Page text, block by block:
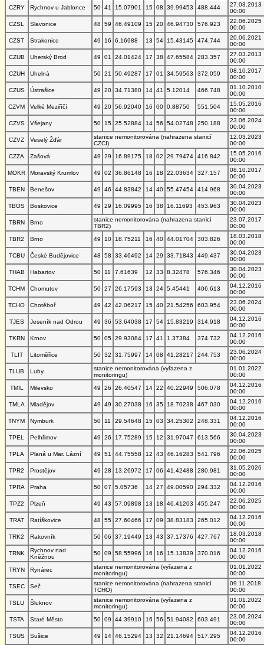
CZRY
Rychnov u Jablonce 50 41 15.07901 15 08 39.99453 488.444
27.03.2013
00:00
CZSL
Slavonice 48 59 46.49109 15 20 46.94730 576.923
22.06.2025
00:00
CZST
Strakonice 49 16 6.16988 13 54 15.43145 474.744
20.06.2021
00:00
CZUB
Uherský Brod 49 01 24.01424 17 38 47.65584 283.357
27.03.2013
00:00
CZUH
Uhelná 50 21 50.49287 17 01 34.59563 372.059
08.10.2017
00:00
CZUS
Ústrašice 49 20 34.71380 14 41 5.12014 466.748
01.10.2010
00:00
CZVM
Velké Meziříčí 49 20 56.92040 16 00 0.88750 551.504
15.05.2016
00:00
CZVS
Všejany 50 15 25.52884 14 56 54.02748 250.188
23.06.2024
00:00
CZVZ
Veselý Žďár
stanice nemonitorována (nahrazena stanicí
CZCI)
12.03.2023
00:00
CZZA
Zašová 49 29 16.89175 18 02 29.79474 416.842
15.05.2016
00:00
MOKR
Moravský Krumlov 49 02 36.86148 16 18 22.03634 327.157
08.10.2017
00:00
TBEN
Benešov 49 46 44.83842 14 40 55.47454 414.968
30.04.2023
00:00
TBOS
Boskovice 49 29 16.09995 16 38 16.11693 453.963
30.04.2023
00:00
TBRN
Brno
stanice nemonitorována (nahrazena stanicí
TBR2)
23.07.2017
00:00
TBR2
Brno 49 10 18.75211 16 40 44.01704 303.826
18.03.2018
00:00
TCBU
České Budějovice 48 58 33.46492 14 29 33.71843 449.437
30.04.2023
00:00
THAB
Habartov 50 11 7.61639 12 33 8.32478 576.346
30.04.2023
00:00
TCHM
Chomutov 50 27 26.17593 13 24 5.45441 406.613
04.12.2016
00:00
TCHO
Chotěboř 49 42 42.06217 15 40 21.54256 603.954
23.06.2024
00:00
TJES
Jeseník nad Odrou 49 36 53.64038 17 54 15.83219 314.918
04.12.2016
00:00
TKRN
Krnov 50 05 29.93084 17 41 1.37384 374.732
04.12.2016
00:00
TLIT
Litoměřice 50 32 31.75997 14 08 41.28217 244.753
23.06.2024
00:00
TLUB
Luby
stanice nemonitorována (vyřazena z
monitoringu)
01.01.2022
00:00
TMIL
Milevsko 49 26 26.40547 14 22 40.22949 506.078
04.12.2016
00:00
TMLA
Mladějov 49 49 30.27038 16 35 18.70238 467.030
04.12.2016
00:00
TNYM
Nymburk 50 11 29.54648 15 03 34.25302 248.331
04.12.2016
00:00
TPEL
Pelhřimov 49 26 17.75289 15 12 31.97047 613.566
30.04.2023
00:00
TPLA
Planá u Mar. Lázní 49 51 44.75558 12 43 46.16283 541.796
22.06.2025
00:00
TPR2
Prostějov 49 28 13.26972 17 06 41.42488 280.981
31.05.2026
00:00
TPRA
Praha 50 07 5.05736 14 27 49.00590 294.332
04.12.2016
00:00
TPZ2
Plzeň 49 43 57.09898 13 18 46.41203 455.247
22.06.2025
00:00
TRAT
Ratíškovice 48 55 27.60466 17 09 38.83183 265.012
04.12.2016
00:00
TRK2
Rakovník 50 06 37.19449 13 43 37.17376 427.767
18.03.2018
00:00
TRNK
Rychnov nad
Kněžnou
50 09 58.55996 16 16 15.13839 370.016
04.12.2016
00:00
TRYN
Rynárec
stanice nemonitorována (vyřazena z
monitoringu)
01.01.2022
00:00
TSEC
Seč
stanice nemonitorována (nahrazena stanicí
TCHO)
09.11.2018
00:00
TSLU
Šluknov
stanice nemonitorována (vyřazena z
monitoringu)
01.01.2022
00:00
TSTA
Staré Město 50 09 44.39910 16 56 51.94082 603.491
23.06.2024
00:00
TSUS
Sušice 49 14 46.15294 13 32 21.14694 517.295
04.12.2016
00:00